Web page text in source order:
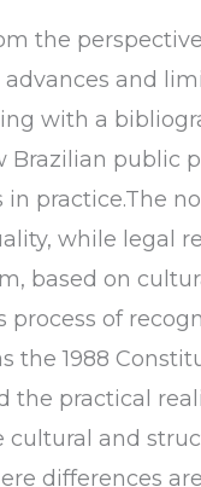
the
and
with a
Brazilian public
practice.The
while legal
based on
of
the 1988
practical
and
differences